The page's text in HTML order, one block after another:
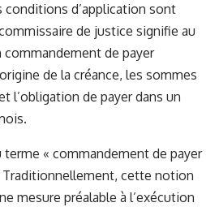
conditions d’application sont
de justice signifie au
commandement de payer
de la créance, les sommes
l’obligation de payer dans un
terme « commandement de payer
Traditionnellement, cette notion
mesure préalable à l’exécution